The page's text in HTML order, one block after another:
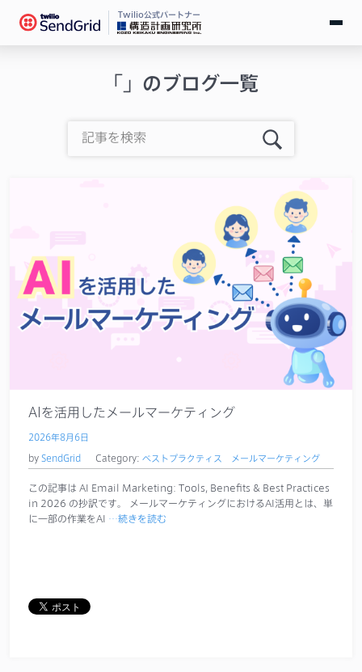
Twilio公式パートナー
お役立ち情報
ドキュメント
「」のブログ一覧
AIを活用したメールマーケティング
2026年8月6日
by SendGrid Category: ベストプラクティス メールマーケティング
この記事は AI Email Marketing: Tools, Benefits & Best Practices
in 2026 の抄訳です。 メールマーケティングにおけるAI活用とは、単
に一部の作業をAI …続きを読む